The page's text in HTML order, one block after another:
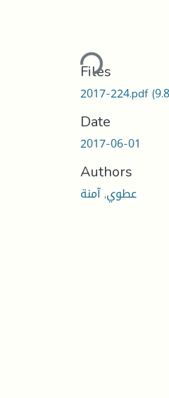
Loading...
Files
2017-224.pdf
Date
2017-06-01
Authors
عطوي, آمنة